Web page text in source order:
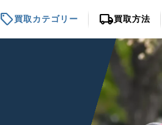
sell買取カテゴリー local_shipping買取方法